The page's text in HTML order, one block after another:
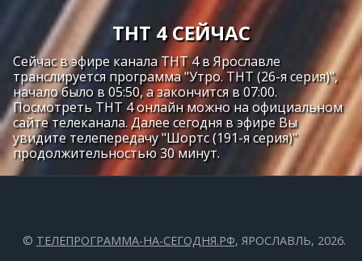
ТНТ 4 СЕЙЧАС
Сейчас в эфире канала ТНТ 4 в Ярославле
транслируется программа "Утро. ТНТ (26-я серия)",
начало было в 05:50, а закончится в 07:00.
Посмотреть ТНТ 4 онлайн можно на официальном
сайте телеканала. Далее сегодня в эфире Вы
увидите телепередачу "Шортс (191-я серия)"
продолжительностью 30 минут.
© ТЕЛЕПРОГРАММА-НА-СЕГОДНЯ.РФ, ЯРОСЛАВЛЬ, 2026.